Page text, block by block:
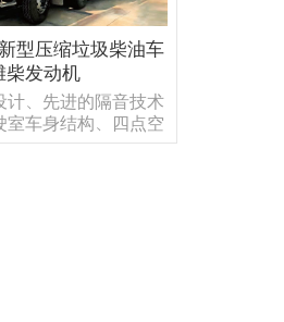
型压缩垃圾柴油车
柴发动机
计、先进的隔音技术
室车身结构、四点空
双层密封驾驶室门和